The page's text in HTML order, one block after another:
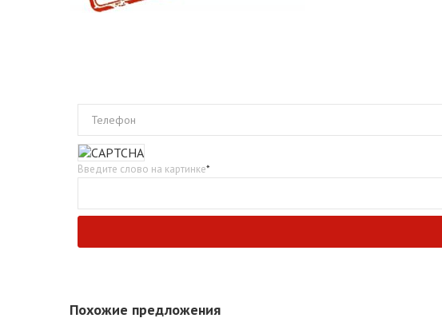
Телефон
Введите слово на картинке*
Похожие предложения